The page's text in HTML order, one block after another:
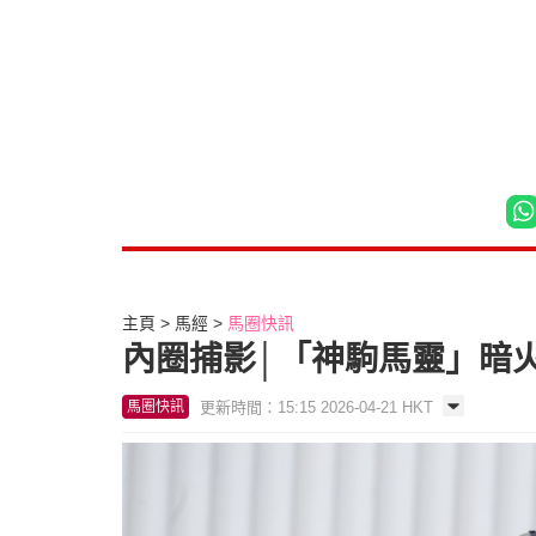
主頁 馬經 馬圈快訊
內圈捕影│「神駒馬靈」暗
馬圈快訊 更新時間：15:15 2026-04-21 HKT